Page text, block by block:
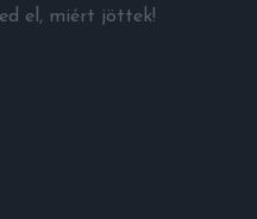
el, miért jöttek!